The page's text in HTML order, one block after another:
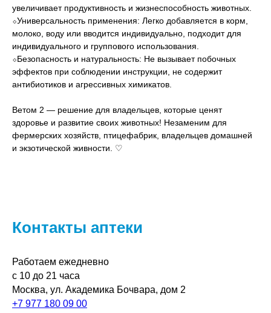
увеличивает продуктивность и жизнеспособность животных.
⬦Универсальность применения: Легко добавляется в корм,
молоко, воду или вводится индивидуально, подходит для
индивидуального и группового использования.
⬦Безопасность и натуральность: Не вызывает побочных
эффектов при соблюдении инструкции, не содержит
антибиотиков и агрессивных химикатов.
Ветом 2 — решение для владельцев, которые ценят
здоровье и развитие своих животных! Незаменим для
фермерских хозяйств, птицефабрик, владельцев домашней
и экзотической живности. ♡
Контакты аптеки
Работаем ежедневно
с 10 до 21 часа
Москва, ул. Академика Бочвара, дом 2
+7 977 180 09 00